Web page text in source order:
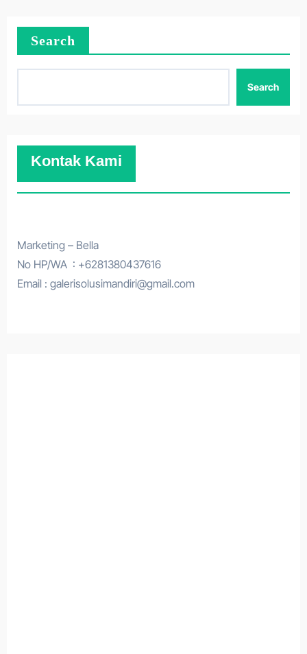
Search
Search
Kontak Kami
Marketing – Bella
No HP/WA : +6281380437616
Email : galerisolusimandiri@gmail.com